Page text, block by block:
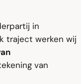
in
traject werken wij
van